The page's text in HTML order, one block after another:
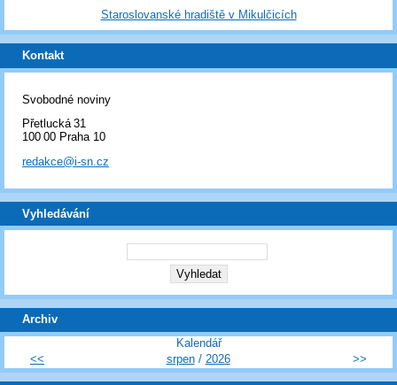
Staroslovanské hradiště v Mikulčicích
Kontakt
Svobodné noviny
Přetlucká 31
100 00 Praha 10
redakce@i-sn.cz
Vyhledávání
Archiv
Kalendář
<<
srpen/ 2026 >>